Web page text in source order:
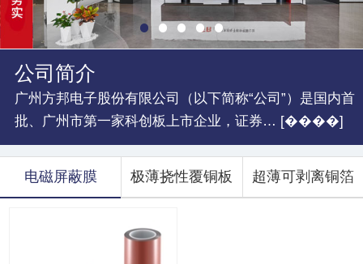
公司简介
广州方邦电子股份有限公司（以下简称“公司”）是国内首
批、广州市第一家科创板上市企业，证券… [����]
电磁屏蔽膜 极薄挠性覆铜板 超薄可剥离铜箔